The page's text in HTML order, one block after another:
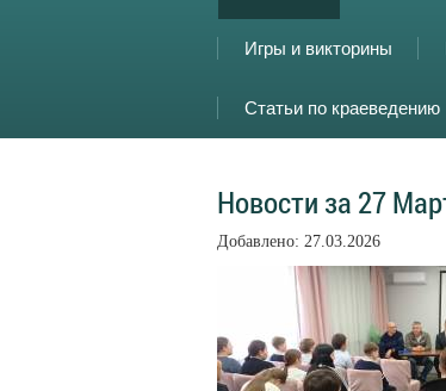
Игры и викторины
Статьи по краеведению
Новости за 27
Добавлено: 27.03.2026